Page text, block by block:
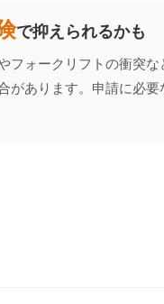
で抑えられるかも
フォークリフトの衝突
があります。申請に必